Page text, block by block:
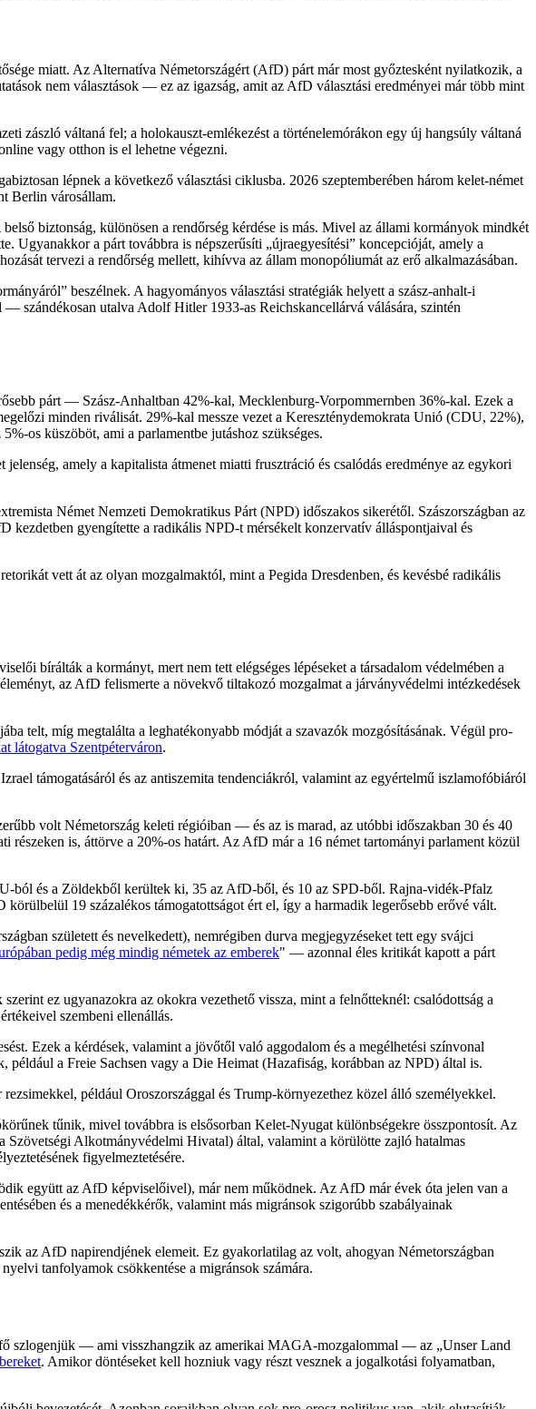
miatt. Az Alternatíva Németországért (AfD) párt már most győztesként nyilatkozik, a
nem választások — ez az igazság, amit az AfD választási eredményei már több mint
zászló váltaná fel; a holokauszt-emlékezést a történelemórákon egy új hangsúly váltaná
vagy otthon is el lehetne végezni.
lépnek a következő választási ciklusba. 2026 szeptemberében három kelet-német
Berlin városállam.
biztonság, különösen a rendőrség kérdése is más. Mivel az állami kormányok mindkét
Ugyanakkor a párt továbbra is népszerűsíti „újraegyesítési” koncepcióját, amely a
tervezi a rendőrség mellett, kihívva az állam monopóliumát az erő alkalmazásában.
beszélnek. A hagyományos választási stratégiák helyett a szász-anhalt-i
— szándékosan utalva Adolf Hitler 1933-as Reichskancellárvá válására, szintén
párt — Szász-Anhaltban 42%-kal, Mecklenburg-Vorpommernben 36%-kal. Ezek a
minden riválisát. 29%-kal messze vezet a Kereszténydemokrata Unió (CDU, 22%),
os küszöböt, ami a parlamentbe jutáshoz szükséges.
amely a kapitalista átmenet miatti frusztráció és csalódás eredménye az egykori
Német Nemzeti Demokratikus Párt (NPD) időszakos sikerétől. Szászországban az
gyengítette a radikális NPD-t mérsékelt konzervatív álláspontjaival és
vett át az olyan mozgalmaktól, mint a Pegida Dresdenben, és kevésbé radikális
bírálták a kormányt, mert nem tett elégséges lépéseket a társadalom védelmében a
az AfD felismerte a növekvő tiltakozó mozgalmat a járványvédelmi intézkedések
telt, míg megtalálta a leghatékonyabb módját a szavazók mozgósításának. Végül pro-
látogatva Szentpéterváron.
támogatásáról és az antiszemita tendenciákról, valamint az egyértelmű iszlamofóbiáról
volt Németország keleti régióiban — és az is marad, az utóbbi időszakban 30 és 40
részeken is, áttörve a 20%-os határt. Az AfD már a 16 német tartományi parlament közül
ból és a Zöldekből kerültek ki, 35 az AfD-ből, és 10 az SPD-ből. Rajna-vidék-Pfalz
19 százalékos támogatottságot ért el, így a harmadik legerősebb erővé vált.
született és nevelkedett), nemrégiben durva megjegyzéseket tett egy svájci
pedig még mindig németek az emberek" — azonnal éles kritikát kapott a párt
ez ugyanazokra az okokra vezethető vissza, mint a felnőtteknél: csalódottság a
szembeni ellenállás.
Ezek a kérdések, valamint a jövőtől való aggodalom és a megélhetési színvonal
például a Freie Sachsen vagy a Die Heimat (Hazafiság, korábban az NPD) által is.
például Oroszországgal és Trump-környezethez közel álló személyekkel.
tűnik, mivel továbbra is elsősorban Kelet-Nyugat különbségekre összpontosít. Az
Szövetségi Alkotmányvédelmi Hivatal) által, valamint a körülötte zajló hatalmas
figyelmeztetésére.
együtt az AfD képviselőivel), már nem működnek. Az AfD már évek óta jelen van a
és a menedékkérők, valamint más migránsok szigorúbb szabályainak
az AfD napirendjének elemeit. Ez gyakorlatilag az volt, ahogyan Németországban
tanfolyamok csökkentése a migránsok számára.
szlogenjük — ami visszhangzik az amerikai MAGA-mozgalommal — az „Unser Land
. Amikor döntéseket kell hozniuk vagy részt vesznek a jogalkotási folyamatban,